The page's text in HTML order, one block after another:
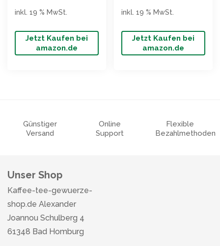
Jetzt Kaufen bei
amazon.de
inkl. 19 % MwSt.
Jetzt Kaufen bei
amazon.de
inkl. 19 % MwSt.
Günstiger
Versand
Online
Support
Flexible
Bezahlmethoden
Unser Shop
Kaffee-tee-gewuerze-
shop.de Alexander
Joannou Schulberg 4
61348 Bad Homburg